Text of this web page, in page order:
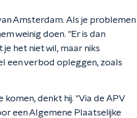
Amsterdam. Als je problemen
weinig doen. "Er is dan
het niet wil, maar niks
een verbod opleggen, zoals
denkt hij. "Via de APV
een Algemene Plaatselijke